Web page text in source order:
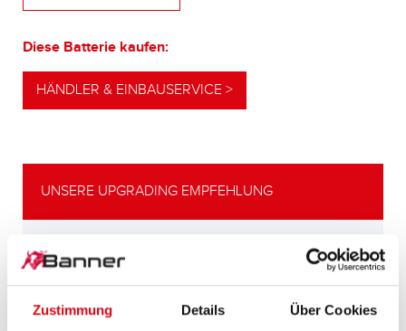
Zustimmung Details Über Cookies
Diese Batterie kaufen:
HÄNDLER & EINBAUSERVICE >
LEISTUNGSSTARKE
ALTERNATIVE
UNSERE UPGRADING EMPFEHLUNG